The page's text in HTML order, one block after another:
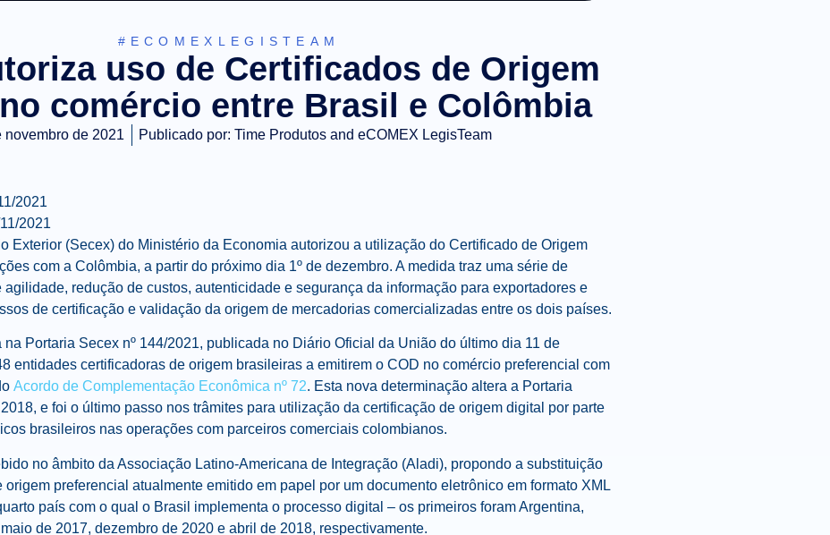
#ECOMEXLEGISTEAM
uso de Certificados de Origem
comércio entre Brasil e Colômbia
novembro de 2021 Publicado por: Time Produtos and eCOMEX LegisTeam
2021
2021
Exterior (Secex) do Ministério da Economia autorizou a utilização do Certificado de Origem
com a Colômbia, a partir do próximo dia 1º de dezembro. A medida traz uma série de
agilidade, redução de custos, autenticidade e segurança da informação para exportadores e
de certificação e validação da origem de mercadorias comercializadas entre os dois países.
na Portaria Secex nº 144/2021, publicada no Diário Oficial da União do último dia 11 de
entidades certificadoras de origem brasileiras a emitirem o COD no comércio preferencial com
Acordo de Complementação Econômica nº 72. Esta nova determinação altera a Portaria
, e foi o último passo nos trâmites para utilização da certificação de origem digital por parte
brasileiros nas operações com parceiros comerciais colombianos.
no âmbito da Associação Latino-Americana de Integração (Aladi), propondo a substituição
preferencial atualmente emitido em papel por um documento eletrônico em formato XML
país com o qual o Brasil implementa o processo digital – os primeiros foram Argentina,
de 2017, dezembro de 2020 e abril de 2018, respectivamente.